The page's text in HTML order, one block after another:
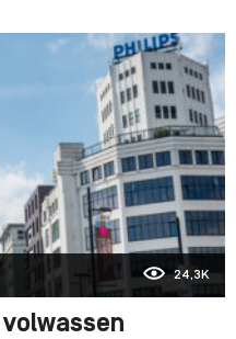
24,3K